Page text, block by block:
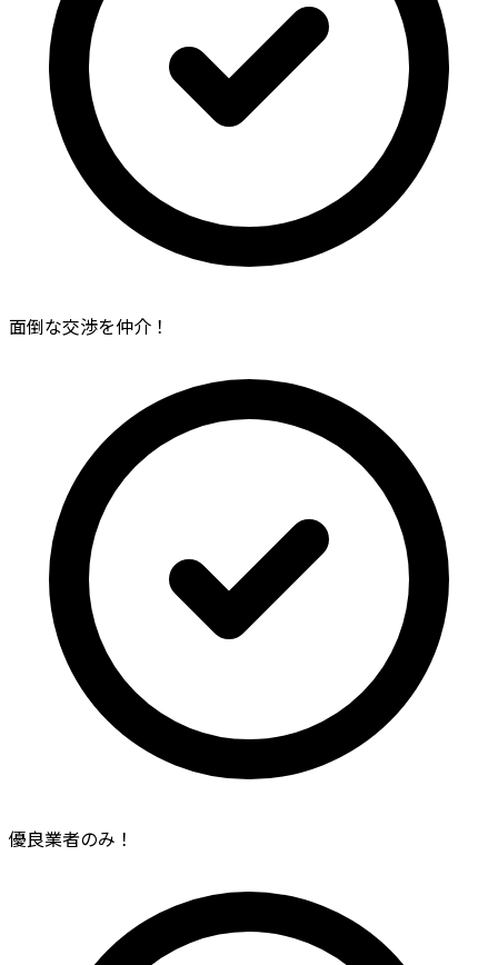
面倒な交渉を仲介！
優良業者のみ！